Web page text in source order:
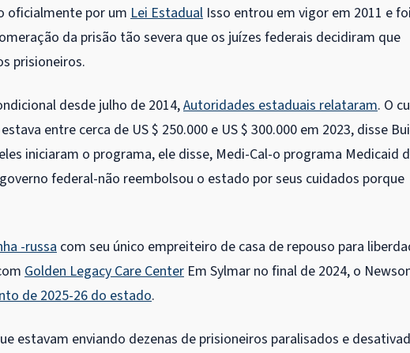
oficialmente por um Lei Estadual Isso entrou em vigor em 2011 e foi
da prisão tão severa que os juízes federais decidiram que
prisioneiros.
desde julho de 2014,Autoridades estaduais relataram. O
entre cerca de US $ 250.000 e US $ 300.000 em 2023, disse
iniciaram o programa, ele disse, Medi-Cal-o programa Medicaid
federal-não reembolsou o estado por seus cuidados porque
-russacom seu único empreiteiro de casa de repouso para
Golden Legacy Care Center Em Sylmar no final de 2024, o
de 2025-26 do estado.
estavam enviando dezenas de prisioneiros paralisados ​​e